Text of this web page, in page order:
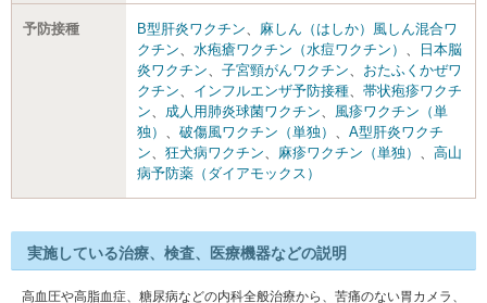
予防接種 B型肝炎ワクチン
麻しん（はしか）風しん混合ワ
クチン
水疱瘡ワクチン（水痘ワクチン）
日本脳
炎ワクチン
子宮頸がんワクチン
おたふくかぜワ
クチン
インフルエンザ予防接種
帯状疱疹ワクチ
ン
成人用肺炎球菌ワクチン
風疹ワクチン（単
独）
破傷風ワクチン（単独）
A型肝炎ワクチ
ン
狂犬病ワクチン 麻疹ワクチン（単独）
高山
病予防薬（ダイアモックス）
実施している治療、検査、医療機器などの説明
高血圧や高脂血症、糖尿病などの内科全般治療から、苦痛のない胃カメラ、